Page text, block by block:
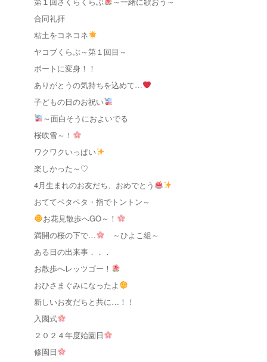
合同礼拝
粘土をコネコネ
ヤコブくらぶ～第１回目～
ボートに変身！！
ありがとうの気持ちを込めて…
子どもの日のお祝い
～面白そうにおよいでる
桜吹雪～！
ワクワクいっぱい
楽しかった～♡
4月生まれのお友だち、おめでとう
おててペタペタ・指でトントン～
お花見散歩へGO～！
満開の桜の下で…
～ひよこ組～
ある日の出来事．．．
お散歩へレッツゴー！
おひさまぐみになったよ
新しいお友だちと共に…！！
入園式
２０２４年度始園日
修園日